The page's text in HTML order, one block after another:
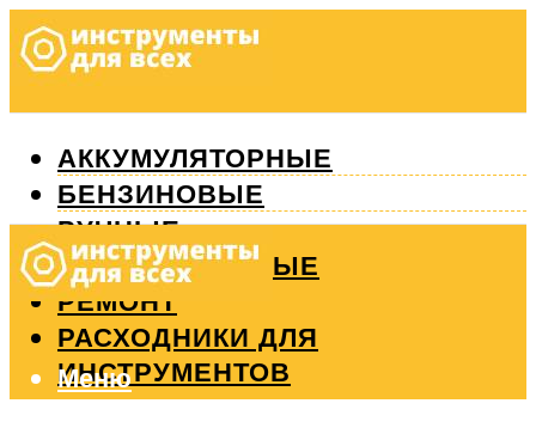
АККУМУЛЯТОРНЫЕ
БЕНЗИНОВЫЕ
РУЧНЫЕ
ИЗМЕРИТЕЛЬНЫЕ
РЕМОНТ
РАСХОДНИКИ ДЛЯ
ИНСТРУМЕНТОВ
Меню